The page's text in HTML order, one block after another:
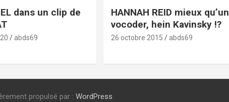
dans un clip de
abds69
HANNAH REID mieux qu’un
vocoder, hein Kavinsky !?
26 octobre 2015 abds69
propulsé par : WordPress